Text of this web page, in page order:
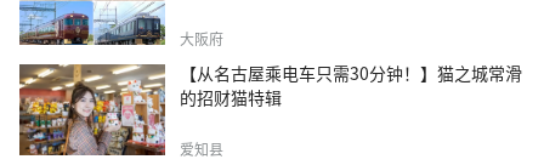
大阪府
【从名古屋乘电车只需30分钟！】猫之城常滑
的招财猫特辑
爱知县